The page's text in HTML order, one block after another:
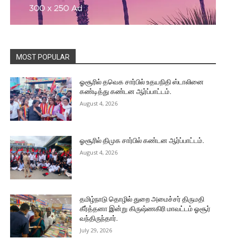
MOST POPULAR
ஓசூரில் தவெக சார்பில் உதயநிதி ஸ்டாலினை
கண்டித்து கண்டன ஆர்ப்பாட்டம்.
August 4, 2026
ஓசூரில் திமுக சார்பில் கண்டன ஆர்ப்பாட்டம்.
August 4, 2026
தமிழ்நாடு தொழில் துறை அமைச்சர் திருமதி
கீர்த்தனா இன்று கிருஷ்ணகிரி மாவட்டம் ஓசூர்
வந்திருந்தார்.
July 29, 2026